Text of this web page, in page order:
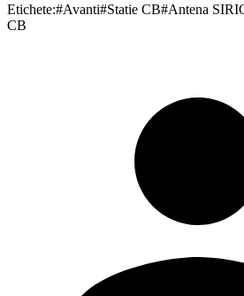
Etichete:#Avanti#Statie CB#Antena
CB